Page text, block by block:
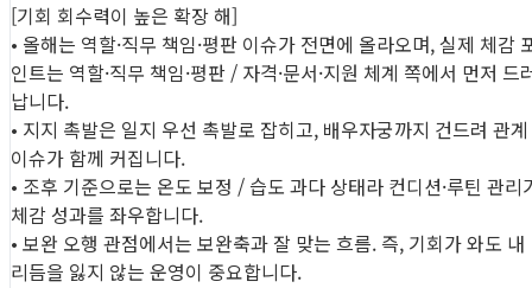
[기회 회수력이 높은 확장 해]
• 올해는 역할·직무 책임·평판 이슈가 전면에 올라오며, 실제 체감
인트는 역할·직무 책임·평판 / 자격·문서·지원 체계 쪽에서 먼저 드
납니다.
• 지지 촉발은 일지 우선 촉발로 잡히고, 배우자궁까지 건드려 관계
이슈가 함께 커집니다.
• 조후 기준으로는 온도 보정 / 습도 과다 상태라 컨디션·루틴 관리
체감 성과를 좌우합니다.
• 보완 오행 관점에서는 보완축과 잘 맞는 흐름. 즉, 기회가 와도 내
리듬을 잃지 않는 운영이 중요합니다.